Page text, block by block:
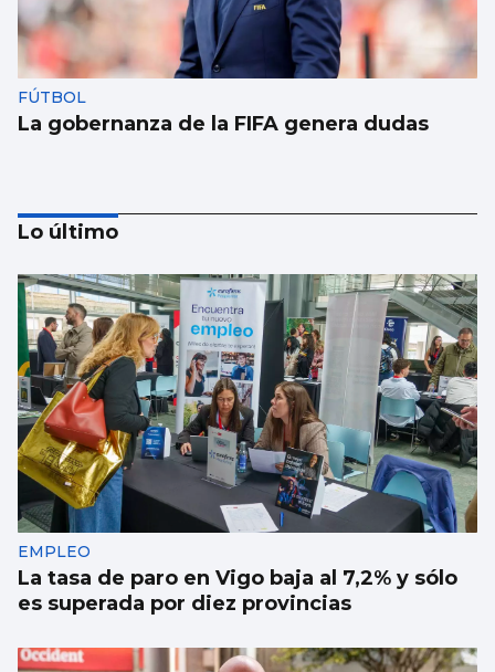
FÚTBOL
La gobernanza de la FIFA genera dudas
Taparse la boca, amarilla
Lo último
EMPLEO
La tasa de paro en Vigo baja al 7,2% y sólo
es superada por diez provincias